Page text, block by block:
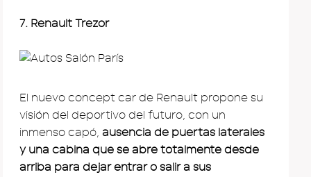
7. Renault Trezor
El nuevo concept car de Renault propone su
visión del deportivo del futuro, con un
inmenso capó, ausencia de puertas laterales
y una cabina que se abre totalmente desde
arriba para dejar entrar o salir a sus